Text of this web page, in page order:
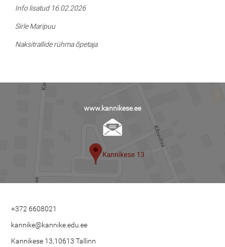
Info lisatud 16.02.2026
Sirle Maripuu
Naksitrallide rühma õpetaja
www.kannikese.ee
+372 6608021
kannike@kannike.edu.ee
Kannikese 13,10613 Tallinn